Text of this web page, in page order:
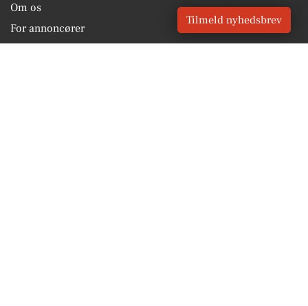
Om os
For annoncører
Tilmeld nyhedsbrev